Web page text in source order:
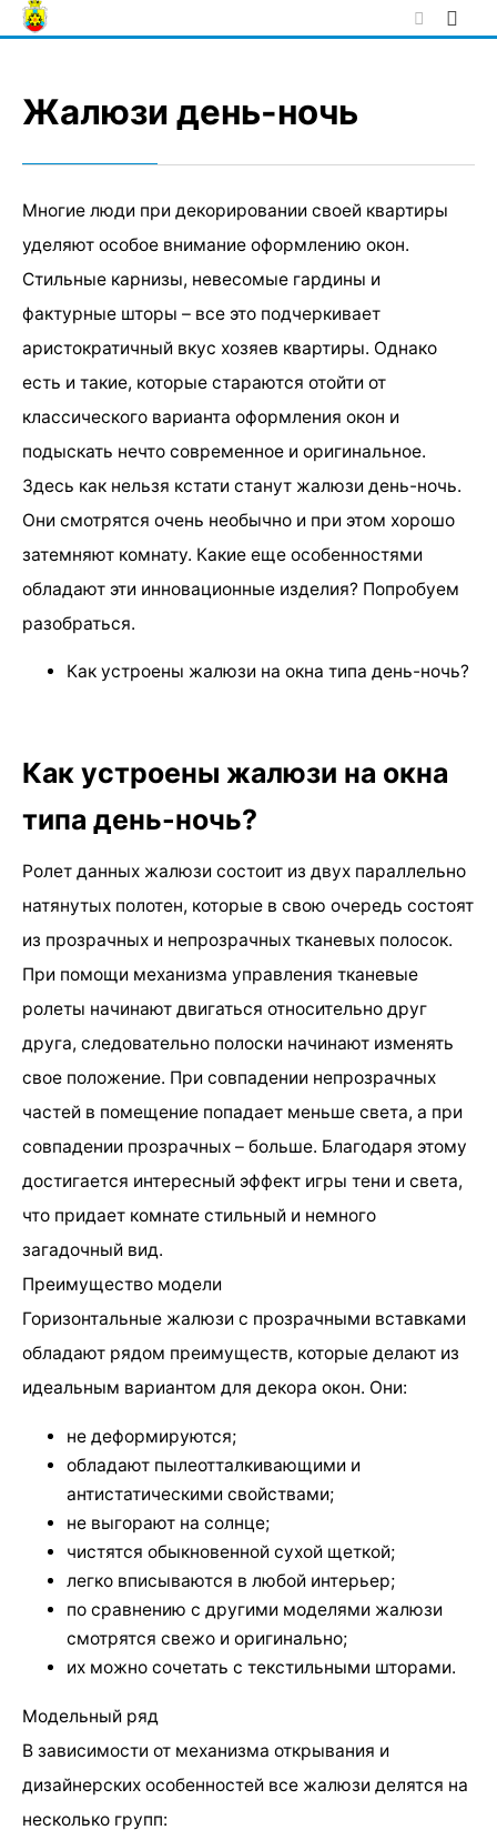
Skip
to
Жалюзи день-ночь
Многие люди при декорировании своей квартиры
уделяют особое внимание оформлению окон.
Стильные карнизы, невесомые гардины и
фактурные шторы – все это подчеркивает
аристократичный вкус хозяев квартиры. Однако
есть и такие, которые стараются отойти от
классического варианта оформления окон и
подыскать нечто современное и оригинальное.
Здесь как нельзя кстати станут жалюзи день-ночь.
Они смотрятся очень необычно и при этом хорошо
затемняют комнату. Какие еще особенностями
обладают эти инновационные изделия? Попробуем
разобраться.
Как устроены жалюзи на окна типа день-ночь?
Как устроены жалюзи на окна
типа день-ночь?
Ролет данных жалюзи состоит из двух параллельно
натянутых полотен, которые в свою очередь состоят
из прозрачных и непрозрачных тканевых полосок.
При помощи механизма управления тканевые
ролеты начинают двигаться относительно друг
друга, следовательно полоски начинают изменять
свое положение. При совпадении непрозрачных
частей в помещение попадает меньше света, а при
совпадении прозрачных – больше. Благодаря этому
достигается интересный эффект игры тени и света,
что придает комнате стильный и немного
загадочный вид.
Преимущество модели
Горизонтальные жалюзи с прозрачными вставками
обладают рядом преимуществ, которые делают из
идеальным вариантом для декора окон. Они:
не деформируются;
обладают пылеотталкивающими и
антистатическими свойствами;
не выгорают на солнце;
чистятся обыкновенной сухой щеткой;
легко вписываются в любой интерьер;
по сравнению с другими моделями жалюзи
смотрятся свежо и оригинально;
их можно сочетать с текстильными шторами.
Модельный ряд
В зависимости от механизма открывания и
дизайнерских особенностей все жалюзи делятся на
несколько групп: